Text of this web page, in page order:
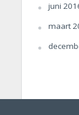
juni
maart